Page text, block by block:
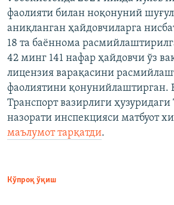
фаолияти билан ноқонуний
аниқланган ҳайдовчиларга
18 та баённома
42 минг 141 нафар ҳайдовчи ўз
лицензия варақасини
фаолиятини қонунийлаштирган.
Транспорт вазирлиги ҳузуридаги
назорати инспекцияси матбуот
маълумот тарқатди.
Кўпроқ ўқиш